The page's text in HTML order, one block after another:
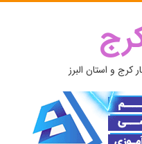
کرج و استان البرز